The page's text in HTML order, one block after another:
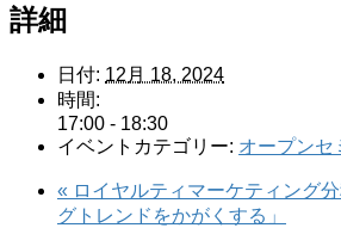
詳細
日付: 12月 18, 2024
時間:
17:00 - 18:30
イベントカテゴリー: オープンセ
« ロイヤルティマーケティング
グトレンドをかがくする」